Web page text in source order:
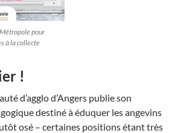
pour
à la collecte
!
d’agglo d’Angers publie son
destiné à éduquer les angevins
osé – certaines positions étant très